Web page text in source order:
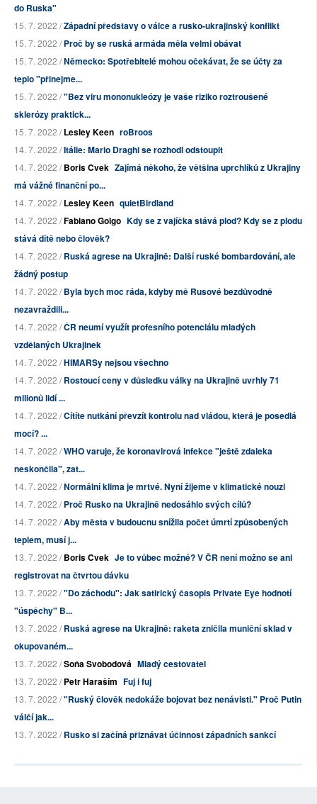
do Ruska"
15. 7. 2022 /Západní představy o válce a rusko-ukrajinský konflikt
15. 7. 2022 /Proč by se ruská armáda měla velmi obávat
15. 7. 2022 /Německo: Spotřebitelé mohou očekávat, že se účty za
teplo "přinejme...
15. 7. 2022 /"Bez viru mononukleózy je vaše riziko roztroušené
sklerózy praktick...
15. 7. 2022 /Lesley Keen roBroos
14. 7. 2022 /Itálie: Mario Draghi se rozhodl odstoupit
14. 7. 2022 /Boris Cvek Zajímá někoho, že většina uprchlíků z Ukrajiny
má vážné finanční po...
14. 7. 2022 /Lesley Keen quietBirdland
14. 7. 2022 /Fabiano Golgo Kdy se z vajíčka stává plod? Kdy se z plodu
stává dítě nebo člověk?
14. 7. 2022 /Ruská agrese na Ukrajině: Další ruské bombardování, ale
žádný postup
14. 7. 2022 /Byla bych moc ráda, kdyby mě Rusové bezdůvodně
nezavraždili...
14. 7. 2022 /ČR neumí využít profesního potenciálu mladých
vzdělaných Ukrajinek
14. 7. 2022 /HIMARSy nejsou všechno
14. 7. 2022 /Rostoucí ceny v důsledku války na Ukrajině uvrhly 71
milionů lidí ...
14. 7. 2022 /Cítíte nutkání převzít kontrolu nad vládou, která je posedlá
mocí? ...
14. 7. 2022 /WHO varuje, že koronavirová infekce "ještě zdaleka
neskončila", zat...
14. 7. 2022 /Normální klima je mrtvé. Nyní žijeme v klimatické nouzi
14. 7. 2022 /Proč Rusko na Ukrajině nedosáhlo svých cílů?
14. 7. 2022 /Aby města v budoucnu snížila počet úmrtí způsobených
teplem, musí j...
13. 7. 2022 /Boris Cvek Je to vůbec možné? V ČR není možno se ani
registrovat na čtvrtou dávku
13. 7. 2022 /"Do záchodu": Jak satirický časopis Private Eye hodnotí
"úspěchy" B...
13. 7. 2022 /Ruská agrese na Ukrajině: raketa zničila muniční sklad v
okupovaném...
13. 7. 2022 /Soňa Svobodová Mladý cestovatel
13. 7. 2022 /Petr Haraším Fuj i fuj
13. 7. 2022 /"Ruský člověk nedokáže bojovat bez nenávisti." Proč Putin
válčí jak...
13. 7. 2022 /Rusko si začíná přiznávat účinnost západních sankcí